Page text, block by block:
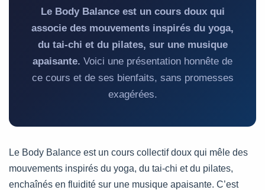
Le Body Balance est un cours doux qui
associe des mouvements inspirés du yoga,
du tai-chi et du pilates, sur une musique
apaisante. Voici une présentation honnête de
ce cours et de ses bienfaits, sans promesses
exagérées.
Le Body Balance est un cours collectif doux qui mêle des
mouvements inspirés du yoga, du tai-chi et du pilates,
enchaînés en fluidité sur une musique apaisante. C’est